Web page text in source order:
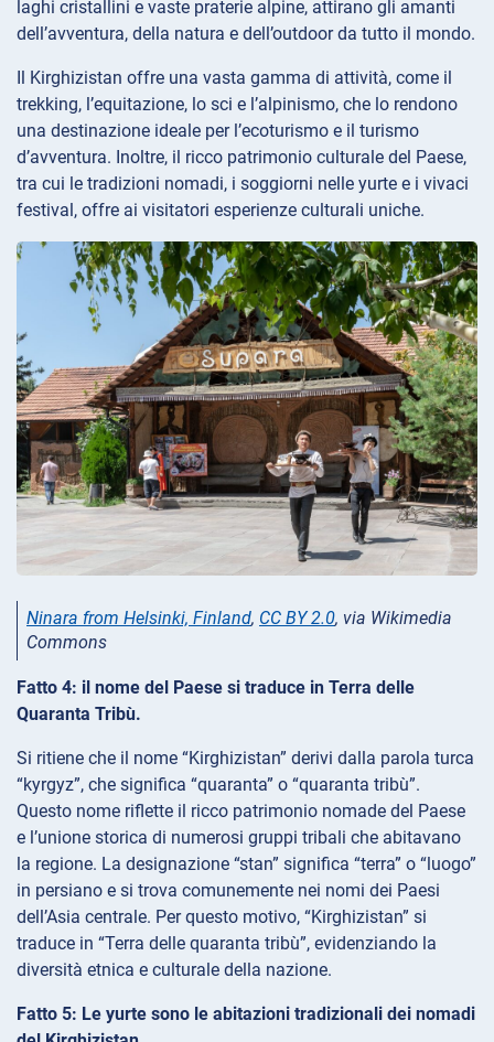
laghi cristallini e vaste praterie alpine, attirano gli amanti
dell’avventura, della natura e dell’outdoor da tutto il mondo.
Il Kirghizistan offre una vasta gamma di attività, come il
trekking, l’equitazione, lo sci e l’alpinismo, che lo rendono
una destinazione ideale per l’ecoturismo e il turismo
d’avventura. Inoltre, il ricco patrimonio culturale del Paese,
tra cui le tradizioni nomadi, i soggiorni nelle yurte e i vivaci
festival, offre ai visitatori esperienze culturali uniche.
Ninara from Helsinki, Finland, CC BY 2.0, via Wikimedia
Commons
Fatto 4: il nome del Paese si traduce in Terra delle
Quaranta Tribù.
Si ritiene che il nome “Kirghizistan” derivi dalla parola turca
“kyrgyz”, che significa “quaranta” o “quaranta tribù”.
Questo nome riflette il ricco patrimonio nomade del Paese
e l’unione storica di numerosi gruppi tribali che abitavano
la regione. La designazione “stan” significa “terra” o “luogo”
in persiano e si trova comunemente nei nomi dei Paesi
dell’Asia centrale. Per questo motivo, “Kirghizistan” si
traduce in “Terra delle quaranta tribù”, evidenziando la
diversità etnica e culturale della nazione.
Fatto 5: Le yurte sono le abitazioni tradizionali dei nomadi